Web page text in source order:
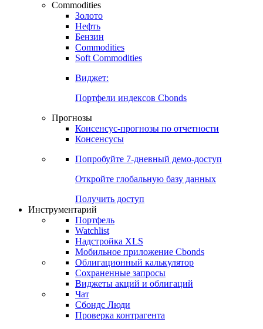
Commodities
Золото
Нефть
Бензин
Commodities
Soft Commodities
Виджет:
Портфели индексов Cbonds
Прогнозы
Консенсус-прогнозы по отчетности
Консенсусы
Попробуйте 7-дневный демо-доступ
Откройте глобальную базу данных
Получить доступ
Инструментарий
Портфель
Watchlist
Надстройка XLS
Мобильное приложение Cbonds
Облигационный калькулятор
Сохраненные запросы
Виджеты акций и облигаций
Чат
Сбондс Люди
Проверка контрагента